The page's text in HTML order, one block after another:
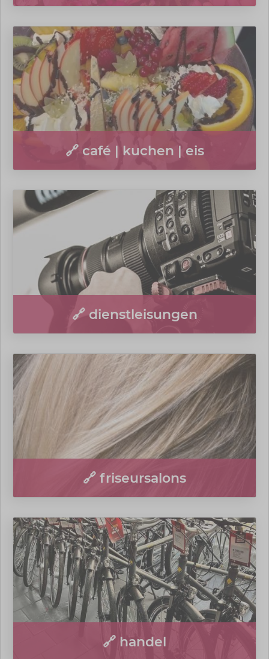
🔗 café | kuchen | eis
🔗 dienstleisungen
🔗 friseursalons
🔗 handel